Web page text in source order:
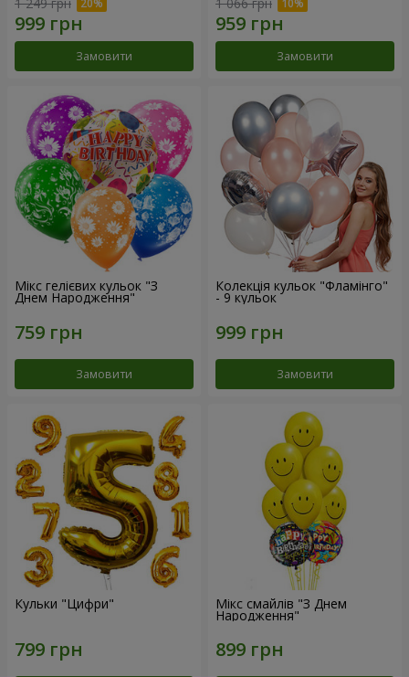
Замовити Замовити
Мікс гелієвих кульок "З
Днем Народження"
Замовити
Колекція кульок "Фламінго"
- 9 кульок
Замовити
Кульки "Цифри" Мікс смайлів "З Днем
Народження"